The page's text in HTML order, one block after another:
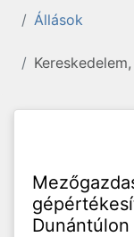
Állások
Dunántúlon